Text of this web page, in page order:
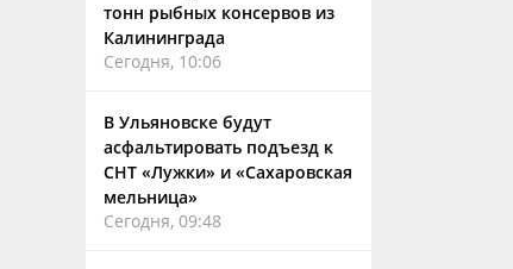
тонн рыбных консервов из
Калининграда
Сегодня, 10:06
В Ульяновске будут
асфальтировать подъезд к
СНТ «Лужки» и «Сахаровская
мельница»
Сегодня, 09:48